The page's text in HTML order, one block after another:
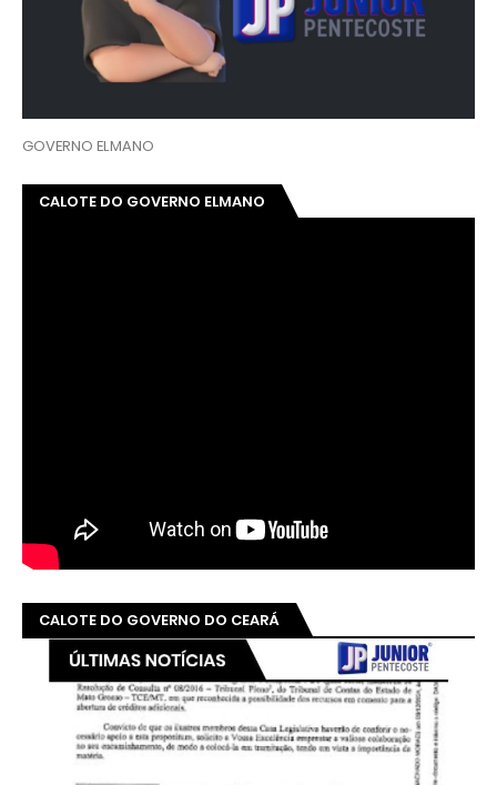
GOVERNO ELMANO
CALOTE DO GOVERNO ELMANO
CALOTE DO GOVERNO DO CEARÁ